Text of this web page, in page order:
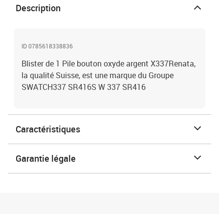
Description
ID 0785618338836
Blister de 1 Pile bouton oxyde argent X337Renata,
la qualité Suisse, est une marque du Groupe
SWATCH337 SR416S W 337 SR416
Caractéristiques
Garantie légale